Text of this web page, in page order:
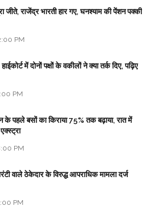
जीते, राजेंद्र भारती हार गए, घनश्याम की पेंशन पक्की
PM
में दोनों पक्षों के वकीलों ने क्या तर्क दिए, पढ़िए
PM
के पहले बसों का किराया 75% तक बढ़ाया, रात में
PM
वाले ठेकेदार के विरुद्ध आपराधिक मामला दर्ज
PM